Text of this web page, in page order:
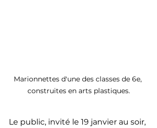
Marionnettes d'une des classes de 6e,
construites en arts plastiques.
Le public, invité le 19 janvier au soir,